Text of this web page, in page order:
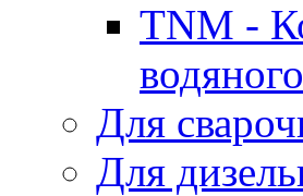
TNM -
Для
Для